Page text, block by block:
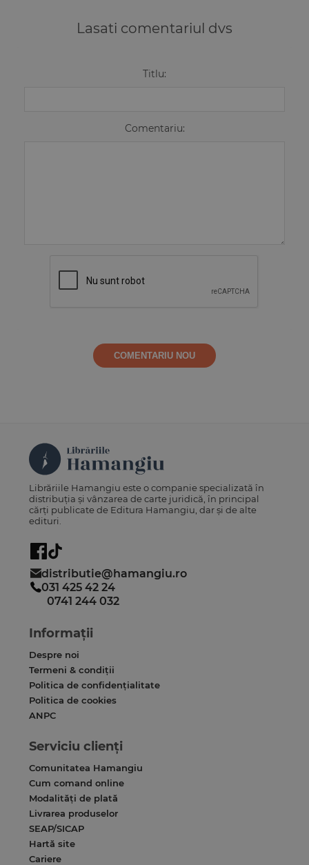
Lasati comentariul dvs
Titlu:
Comentariu:
COMENTARIU NOU
Librăriile Hamangiu este o companie specializată în
distribuția și vânzarea de carte juridică, în principal
cărți publicate de Editura Hamangiu, dar și de alte
edituri.
distributie@hamangiu.ro
031 425 42 24
0741 244 032
Informații
Despre noi
Termeni & condiții
Politica de confidențialitate
Politica de cookies
ANPC
Serviciu clienți
Comunitatea Hamangiu
Cum comand online
Modalități de plată
Livrarea produselor
SEAP/SICAP
Hartă site
Cariere